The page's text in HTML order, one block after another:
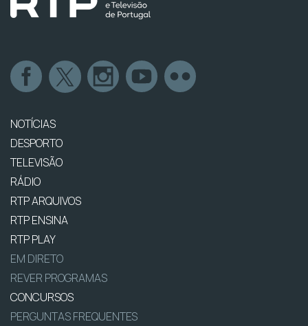
NOTÍCIAS
DESPORTO
TELEVISÃO
RÁDIO
RTP ARQUIVOS
RTP ENSINA
RTP PLAY
EM DIRETO
REVER PROGRAMAS
CONCURSOS
PERGUNTAS FREQUENTES